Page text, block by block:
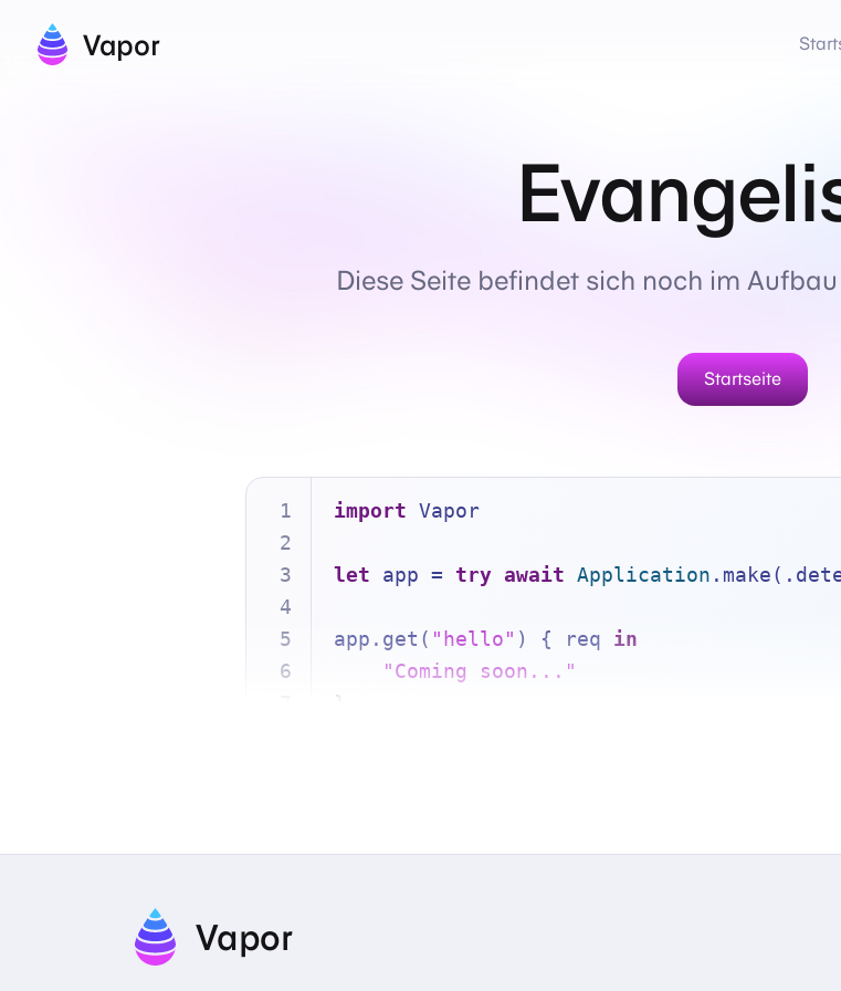
Vapor
Diese Seite befindet sich noch im
Startseite
import Vapor
let app = try await Application
app.get( "hello" ) { req in
"Coming soon..."
}
Vapor